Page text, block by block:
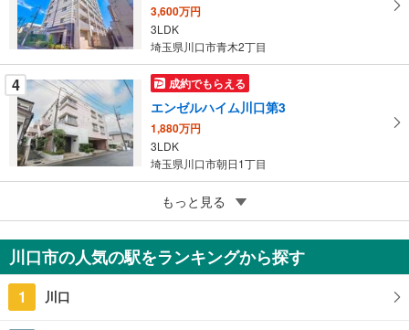
保
存
す
る
3,600万円
3LDK
埼玉県川口市青木2丁目
4 成約でもらえる
エンゼルハイム川口第3
1,880万円
3LDK
埼玉県川口市朝日1丁目
グレイス川口
900万円
1ワンルーム
埼玉県川口市川口1丁目
もっと見る
川口市の人気の駅をランキングから探す
1 川口